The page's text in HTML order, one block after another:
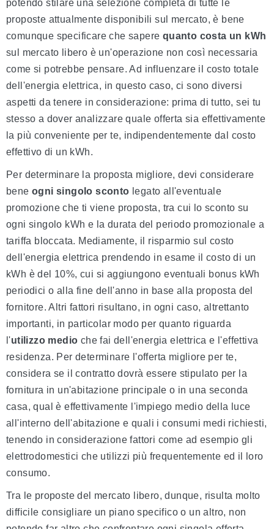
potendo stilare una selezione completa di tutte le
proposte attualmente disponibili sul mercato, è bene
comunque specificare che sapere quanto costa un kWh
sul mercato libero è un'operazione non così necessaria
come si potrebbe pensare. Ad influenzare il costo totale
dell'energia elettrica, in questo caso, ci sono diversi
aspetti da tenere in considerazione: prima di tutto, sei tu
stesso a dover analizzare quale offerta sia effettivamente
la più conveniente per te, indipendentemente dal costo
effettivo di un kWh.
Per determinare la proposta migliore, devi considerare
bene ogni singolo sconto legato all'eventuale
promozione che ti viene proposta, tra cui lo sconto su
ogni singolo kWh e la durata del periodo promozionale a
tariffa bloccata. Mediamente, il risparmio sul costo
dell'energia elettrica prendendo in esame il costo di un
kWh è del 10%, cui si aggiungono eventuali bonus kWh
periodici o alla fine dell'anno in base alla proposta del
fornitore. Altri fattori risultano, in ogni caso, altrettanto
importanti, in particolar modo per quanto riguarda
l'utilizzo medio che fai dell'energia elettrica e l'effettiva
residenza. Per determinare l'offerta migliore per te,
considera se il contratto dovrà essere stipulato per la
fornitura in un'abitazione principale o in una seconda
casa, qual è effettivamente l'impiego medio della luce
all'interno dell'abitazione e quali i consumi medi richiesti,
tenendo in considerazione fattori come ad esempio gli
elettrodomestici che utilizzi più frequentemente ed il loro
consumo.
Tra le proposte del mercato libero, dunque, risulta molto
difficile consigliare un piano specifico o un altro, non